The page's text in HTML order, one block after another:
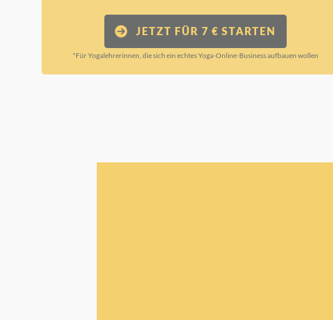
JETZT FÜR 7 € STARTEN
*Für Yogalehrerinnen, die sich ein echtes Yoga-Online-Business aufbauen wollen